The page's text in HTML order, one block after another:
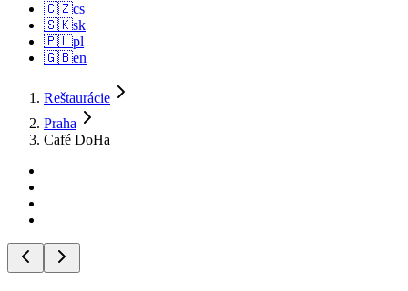
🇨🇿cs
🇸🇰sk
🇵🇱pl
🇬🇧en
Reštaurácie
Praha
Café DoHa